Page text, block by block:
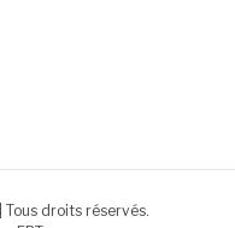
droits réservés.